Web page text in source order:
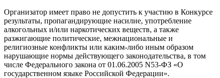
Организатор имеет право не допустить к участию в Конкурсе
результаты, пропагандирующие насилие, употребление
алкогольных и/или наркотических веществ, а также
разжигающие политические, межнациональные и
религиозные конфликты или каким-либо иным образом
нарушающие нормы действующего законодательства, в том
числе Федерального закона от 01.06.2005 N53-ФЗ «О
государственном языке Российской Федерации».